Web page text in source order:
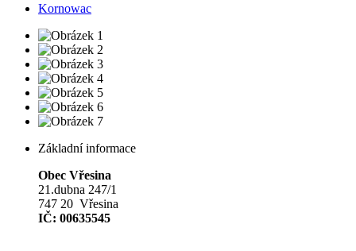
Kornowac
Základní informace
Obec Vřesina
21.dubna 247/1
747 20 Vřesina
IČ: 00635545